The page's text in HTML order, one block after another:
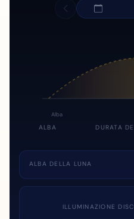
Alba
ALBA DURATA
ALBA DELLA LUNA
ILLUMINAZIONE